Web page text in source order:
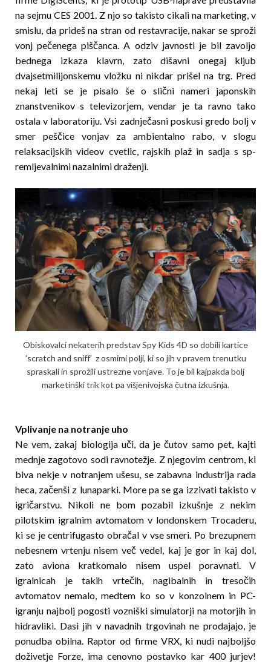
na sejmu CES 2001. Z njo so takisto cikali na marketing, v
smislu, da prideš na stran od restavracije, nakar se sproži
vonj pečenega piščanca. A odziv javnosti je bil zavoljo
bednega izkaza klavrn, zato dišavni onegaj kljub
dvajsetmilijonskemu vložku ni nikdar prišel na trg. Pred
nekaj leti se je pisalo še o slični nameri japonskih
znanstvenikov s televizorjem, vendar je ta ravno tako
ostala v laboratoriju. Vsi zadnječasni poskusi gredo bolj v
smer peščice vonjav za ambientalno rabo, v slogu
relaksacijskih videov cvetlic, rajskih plaž in sadja s sp­
remljevalnimi nazalnimi draženji.
Obiskovalci nekaterih predstav Spy Kids 4D so dobili kartice
’scratch and sniff’ z osmimi polji, ki so jih v pravem trenutku
spraskali in sprožili ustrezne vonjave. To je bil kajpakda bolj
marketinški trik kot pa višjenivojska čutna izkušnja.
Vplivanje na notranje uho
Ne vem, zakaj biologija uči, da je čutov samo pet, kajti
mednje zagotovo sodi ravnotežje. Z njegovim centrom, ki
biva nekje v notranjem ušesu, se zabavna industrija rada
heca, začenši z lunaparki. More pa se ga izzivati takisto v
igri­čarstvu. Nikoli ne bom pozabil izkušnje z nekim
pilotskim igralnim avtomatom v londonskem Trocaderu,
ki se je centrifugasto obračal v vse smeri. Po brezupnem
nebesnem vrtenju nisem več vedel, kaj je gor in kaj dol,
zato aviona kratkomalo nisem uspel poravnati. V
igralnicah je takih vrtečih, nagibalnih in tresočih
avtomatov nemalo, medtem ko so v konzolnem in PC-
igranju najbolj pogosti vozniški simulatorji na motorjih in
hidravliki. Dasi jih v navadnih trgovinah ne prodajajo, je
ponudba obilna. Raptor od firme VRX, ki nudi najboljšo
doživetje Forze, ima cenovno postavko kar 400 jurjev!